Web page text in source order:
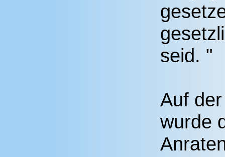
seid. "
Auf
wurde